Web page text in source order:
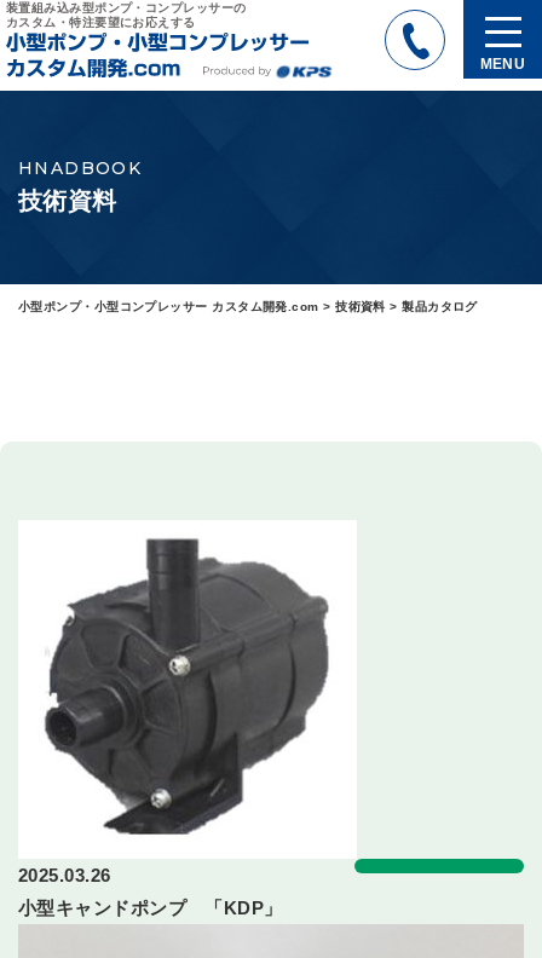
装置組み込み型ポンプ・コンプレッサーの
カスタム・特注要望にお応えする
MENU
HNADBOOK
技術資料
小型ポンプ・小型コンプレッサー カスタム開発.com >技術資料 >製品カタログ
2025.03.26
小型キャンドポンプ 「KDP」